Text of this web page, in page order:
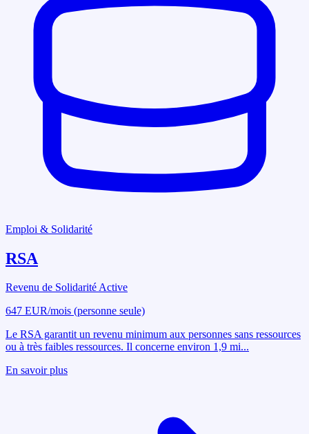
Emploi & Solidarité
RSA
Revenu de Solidarité Active
647 EUR/mois (personne seule)
Le RSA garantit un revenu minimum aux personnes sans ressources
ou à très faibles ressources. Il concerne environ 1,9 mi...
En savoir plus